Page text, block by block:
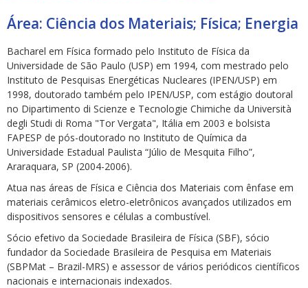
Área: Ciência dos Materiais; Física; Energia
Bacharel em Física formado pelo Instituto de Física da
Universidade de São Paulo (USP) em 1994, com mestrado pelo
Instituto de Pesquisas Energéticas Nucleares (IPEN/USP) em
1998, doutorado também pelo IPEN/USP, com estágio doutoral
no Dipartimento di Scienze e Tecnologie Chimiche da Università
degli Studi di Roma "Tor Vergata", Itália em 2003 e bolsista
FAPESP de pós-doutorado no Instituto de Química da
Universidade Estadual Paulista “Júlio de Mesquita Filho”,
Araraquara, SP (2004-2006).
Atua nas áreas de Física e Ciência dos Materiais com ênfase em
materiais cerâmicos eletro-eletrônicos avançados utilizados em
dispositivos sensores e células a combustível.
Sócio efetivo da Sociedade Brasileira de Física (SBF), sócio
fundador da Sociedade Brasileira de Pesquisa em Materiais
(SBPMat – Brazil-MRS) e assessor de vários periódicos científicos
nacionais e internacionais indexados.